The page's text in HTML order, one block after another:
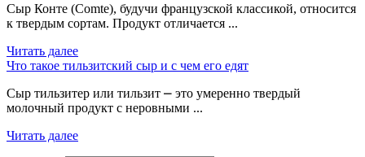
Сыр Конте (Comte), будучи французской классикой, относится
к твердым сортам. Продукт отличается ...
Читать далее
Что такое тильзитский сыр и с чем его едят
Сыр тильзитер или тильзит ⎼ это умеренно твердый
молочный продукт с неровными ...
Читать далее